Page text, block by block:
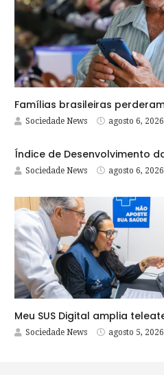
Sociedade News agosto 6, 2026
Sociedade News agosto 6, 2026
Sociedade News agosto 5, 2026